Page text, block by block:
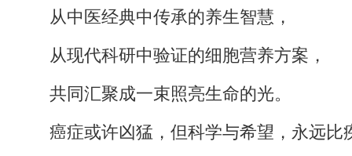
从中医经典中传承的养生智慧，
从现代科研中验证的细胞营养方案，
共同汇聚成一束照亮生命的光。
癌症或许凶猛，但科学与希望，永远比